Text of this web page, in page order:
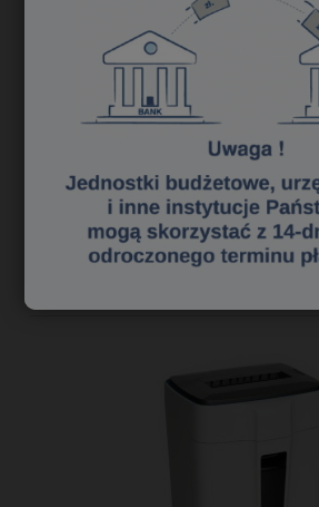
119,51 zł
do koszyka
« 1 2 3